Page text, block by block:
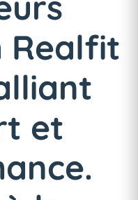
Realfit
et